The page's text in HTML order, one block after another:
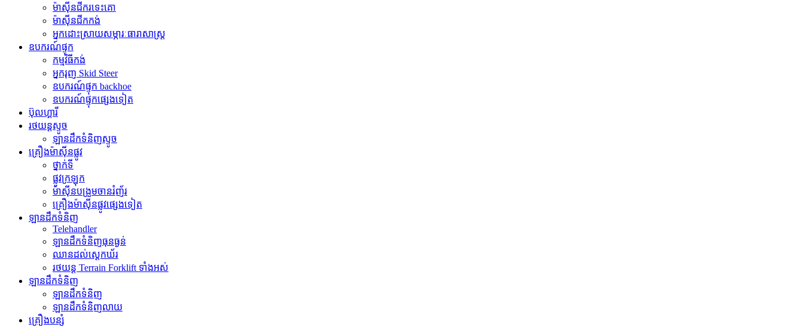
ម៉ាស៊ីនជីករទេះគោ
ម៉ាស៊ីនជីកកង់
អ្នកដោះស្រាយសម្ភារៈធារាសាស្ត្រ
ឧបករណ៍ផ្ទុក
កម្មវិធី​កង់
អ្នករុញ Skid Steer
ឧបករណ៍ផ្ទុក backhoe
ឧបករណ៍ផ្ទុកផ្សេងទៀត
ប៊ុលហ្គារី
រថយន្តស្ទូច
ឡានដឹកទំនិញស្ទូច
គ្រឿងម៉ាស៊ីនផ្លូវ
ថ្នាក់ទី
ផ្លូវក្រឡុក
ម៉ាស៊ីនបង្រួមចានរំញ័រ
គ្រឿងម៉ាស៊ីនផ្លូវផ្សេងទៀត
ឡានដឹកទំនិញ
Telehandler
ឡានដឹកទំនិញធុនធ្ងន់
ឈានដល់ស្តេកឃ័រ
រថយន្ត Terrain Forklift ទាំងអស់
ឡានដឹកទំនិញ
ឡានដឹកទំនិញ
ឡានដឹកទំនិញលាយ
គ្រឿងបន្សំ